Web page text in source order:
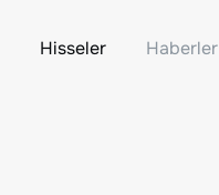
Hisseler Haberler